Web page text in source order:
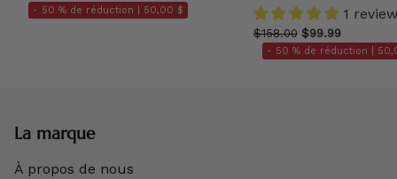
- 50 % de réduction | 50,00 $ 1 review
$158.00 $99.99
- 50 % de réduction |
La marque
À propos de nous